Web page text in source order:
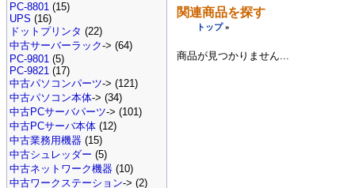
関連商品を探す
トップ»
商品が見つかりません...
PC-8801 (15)
UPS (16)
ドットプリンタ (22)
中古サーバーラック-> (64)
PC-9801 (5)
PC-9821 (17)
中古パソコンパーツ-> (121)
中古パソコン本体-> (34)
中古PCサーバパーツ-> (101)
中古PCサーバ本体 (12)
中古業務用機器 (15)
中古シュレッダー (5)
中古ネットワーク機器 (10)
中古ワークステーション-> (2)